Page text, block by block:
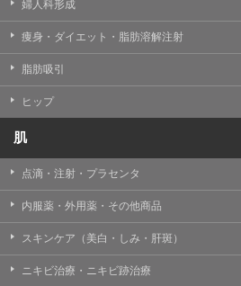
婦人科形成
痩身・ダイエット・脂肪溶解注射
脂肪吸引
ヒップ
肌
点滴・注射・プラセンタ
内服薬・外用薬・その他商品
スキンケア（美白・しみ・肝斑）
ニキビ治療・ニキビ跡治療